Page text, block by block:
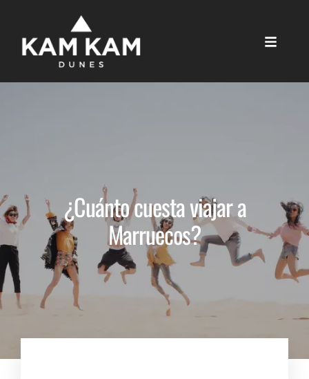
¿Cuánto cuesta viajar a
Marruecos?